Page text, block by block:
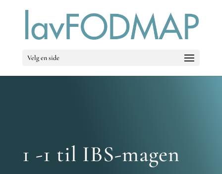
Velg en side
1 -1 til IBS-magen